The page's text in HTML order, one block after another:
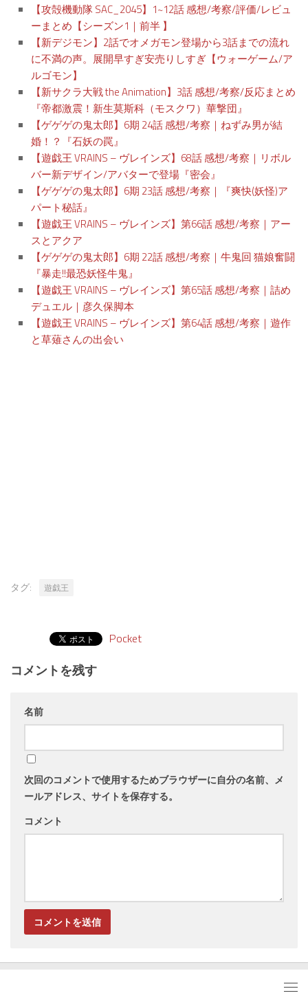
【攻殻機動隊 SAC_2045】1~12話 感想/考察/評価/レビュ
ーまとめ【シーズン1｜前半 】
【新デジモン】2話でオメガモン登場から3話までの流れ
に不満の声。展開早すぎ安売りしすぎ【ウォーゲーム/ア
ルゴモン】
【新サクラ大戦 the Animation】3話 感想/考察/反応まとめ
『帝都激震！新生莫斯科（モスクワ）華撃団』
【ゲゲゲの鬼太郎】6期 24話 感想/考察｜ねずみ男が結
婚！？『石妖の罠』
【遊戯王 VRAINS – ヴレインズ】68話 感想/考察｜リボル
バー新デザイン/アバターで登場『密会』
【ゲゲゲの鬼太郎】6期 23話 感想/考察｜『爽快(妖怪)ア
パート秘話』
【遊戯王 VRAINS – ヴレインズ】第66話 感想/考察｜アー
スとアクア
【ゲゲゲの鬼太郎】6期 22話 感想/考察｜牛鬼回 猫娘奮闘
『暴走!!最恐妖怪牛鬼』
【遊戯王 VRAINS – ヴレインズ】第65話 感想/考察｜詰め
デュエル｜彦久保脚本
【遊戯王 VRAINS – ヴレインズ】第64話 感想/考察｜遊作
と草薙さんの出会い
タグ: 遊戯王
Pocket
コメントを残す
名前
次回のコメントで使用するためブラウザーに自分の名前、メ
ールアドレス、サイトを保存する。
コメント